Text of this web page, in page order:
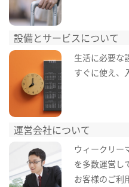
設備とサービスについて
生活に必要な
すぐに使え、
運営会社について
ウィークリー
を多数運営し
お客様のご利